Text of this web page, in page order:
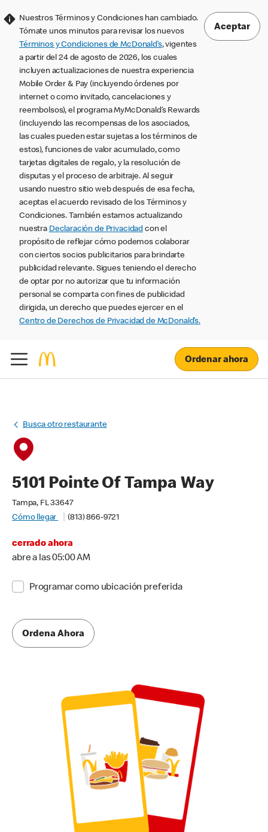
Nuestros Términos y Condiciones han cambiado.
Tómate unos minutos para revisar los nuevos
Términos y Condiciones de McDonald’s, vigentes
a partir del 24 de agosto de 2026, los cuales
incluyen actualizaciones de nuestra experiencia
Mobile Order & Pay (incluyendo órdenes por
internet o como invitado, cancelaciones y
reembolsos), el programa MyMcDonald’s Rewards
(incluyendo las recompensas de los asociados,
las cuales pueden estar sujetas a los términos de
estos), funciones de valor acumulado, como
tarjetas digitales de regalo, y la resolución de
disputas y el proceso de arbitraje. Al seguir
usando nuestro sitio web después de esa fecha,
aceptas el acuerdo revisado de los Términos y
Condiciones. También estamos actualizando
nuestra Declaración de Privacidad con el
propósito de reflejar cómo podemos colaborar
con ciertos socios publicitarios para brindarte
publicidad relevante. Sigues teniendo el derecho
de optar por no autorizar que tu información
personal se comparta con fines de publicidad
dirigida, un derecho que puedes ejercer en el
Centro de Derechos de Privacidad de McDonald’s.
Aceptar
Ordenar ahora
Busca otro restaurante
5101 Pointe Of Tampa Way
Tampa, FL 33647
Cómo llegar
(813) 866-9721
cerrado ahora
abre a las 05:00 AM
Programar como ubicación preferida
Ordena Ahora